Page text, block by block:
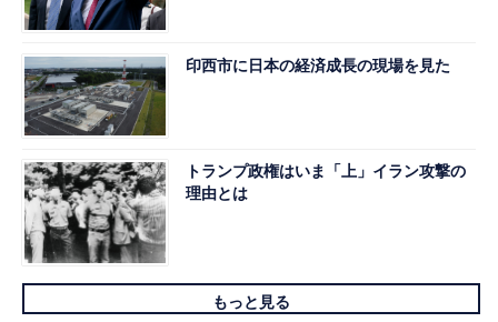
印西市に日本の経済成長の現場を見た
トランプ政権はいま「上」イラン攻撃の
理由とは
もっと見る